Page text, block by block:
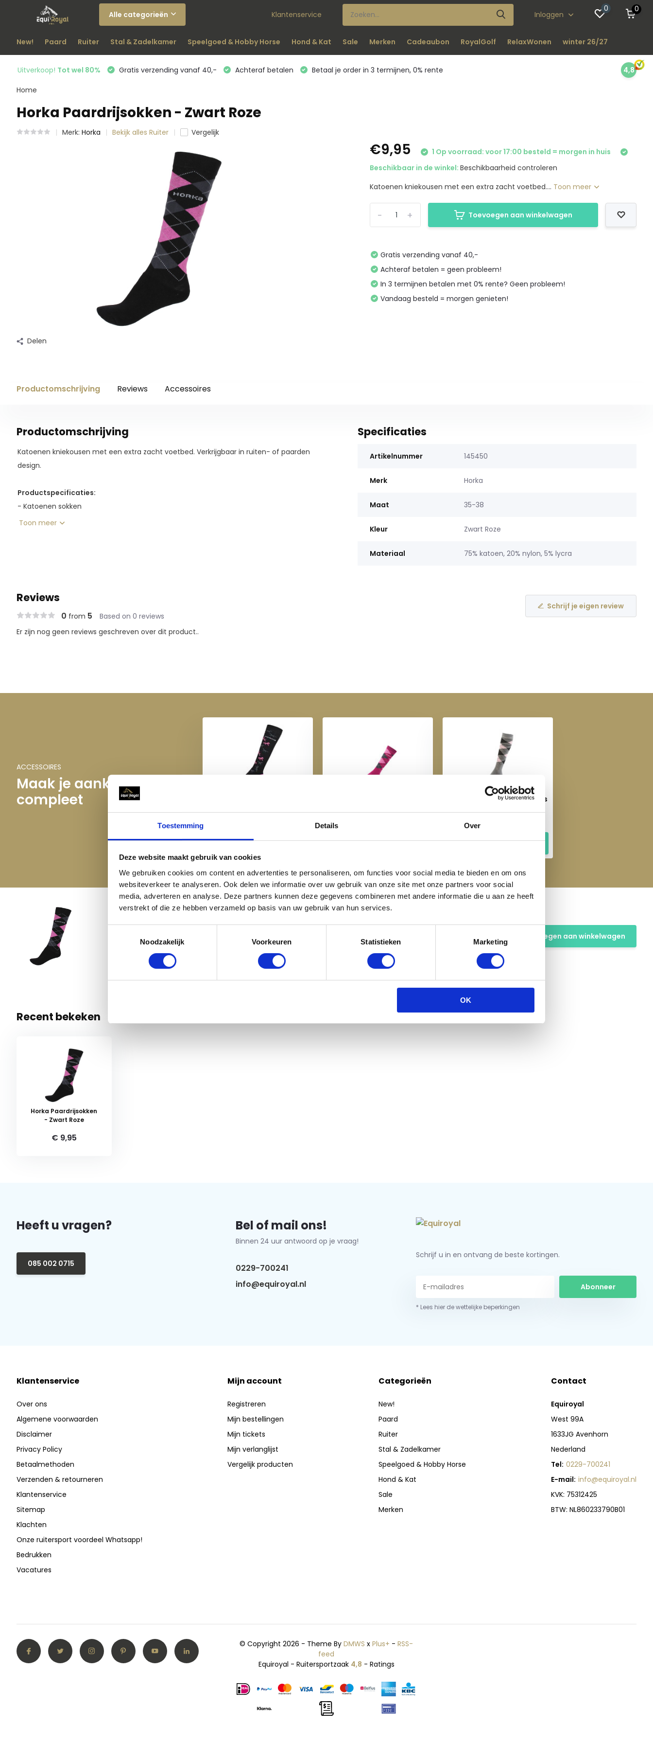
Toestemming Details Over
Deze website maakt gebruik van cookies
We gebruiken cookies om content en advertenties te personaliseren, om functies voor social media te bieden en om ons
websiteverkeer te analyseren. Ook delen we informatie over uw gebruik van onze site met onze partners voor social
media, adverteren en analyse. Deze partners kunnen deze gegevens combineren met andere informatie die u aan ze heeft
verstrekt of die ze hebben verzameld op basis van uw gebruik van hun services.
Noodzakelijk
Voorkeuren Statistieken Marketing
OK
Alle categorieën Klantenservice Inloggen
0 0
New! Paard Ruiter Stal & Zadelkamer Speelgoed & Hobby Horse Hond & Kat Sale Merken Cadeaubon RoyalGolf RelaxWonen winter 26/27
Uitverkoop! Tot wel 80% Gratis verzending vanaf 40,- Achteraf betalen Betaal je order in 3 termijnen, 0% rente 4,8
Home
Horka Paardrijsokken - Zwart Roze
Merk: Horka Bekijk alles Ruiter Vergelijk
Delen
€9,95
1 Op voorraad: voor 17:00 besteld = morgen in huis
Beschikbaar in de winkel:Beschikbaarheid controleren
Katoenen kniekousen met een extra zacht voetbed.... Toon meer
+
- Toevoegen aan winkelwagen
Gratis verzending vanaf 40,-
Achteraf betalen = geen probleem!
In 3 termijnen betalen met 0% rente? Geen probleem!
Vandaag besteld = morgen genieten!
Productomschrijving Reviews Accessoires
Productomschrijving
Katoenen kniekousen met een extra zacht voetbed. Verkrijgbaar in ruiten- of paarden
design.
Productspecificaties:
- Katoenen sokken
- Zacht voetbed
Toon meer
Specificaties
Artikelnummer 145450
Merk Horka
Maat 35-38
Kleur Zwart Roze
Materiaal 75% katoen, 20% nylon, 5% lycra
Reviews
0 from 5 Based on 0 reviews
Schrijf je eigen review
Er zijn nog geen reviews geschreven over dit product..
ACCESSOIRES
Maak je aankoop
compleet
Horka Paardrijsokken - Grijs
€ 9,95
Horka Paardrijsokken - Zwart Roze
35/38
1 Op voorraad: voor 17:00 besteld = morgen in huis
Toevoegen aan winkelwagen
Recent bekeken
Horka Paardrijsokken
- Zwart Roze
€ 9,95
Heeft u vragen?
085 002 0715
Bel of mail ons!
Binnen 24 uur antwoord op je vraag!
0229-700241
info@equiroyal.nl
Schrijf u in en ontvang de beste kortingen.
Abonneer
* Lees hier de wettelijke beperkingen
Klantenservice
Over ons
Algemene voorwaarden
Disclaimer
Privacy Policy
Betaalmethoden
Verzenden & retourneren
Klantenservice
Sitemap
Klachten
Onze ruitersport voordeel Whatsapp!
Bedrukken
Vacatures
Mijn account
Registreren
Mijn bestellingen
Mijn tickets
Mijn verlanglijst
Vergelijk producten
Categorieën
New!
Paard
Ruiter
Stal & Zadelkamer
Speelgoed & Hobby Horse
Hond & Kat
Sale
Merken
Contact
Equiroyal
West 99A
1633JG Avenhorn
Nederland
Tel: 0229-700241
E-mail: info@equiroyal.nl
KVK: 75312425
BTW: NL860233790B01
© Copyright 2026 - Theme ByDMWS xPlus+ -RSS-
feed
Equiroyal - Ruitersportzaak 4,8 - Ratings